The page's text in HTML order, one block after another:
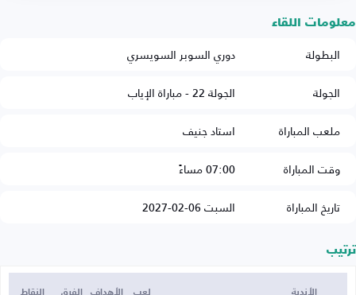
معلومات اللقاء
البطولة
دوري السوبر السويسري
الجولة
الجولة 22 - مباراة الإياب
ملعب المباراة
استاد جنيف
وقت المباراة
07:00 مساءً
تاريخ المباراة
السبت 06-02-2027
ترتيب
الأندية لعب الأهداف الفرق النقاط